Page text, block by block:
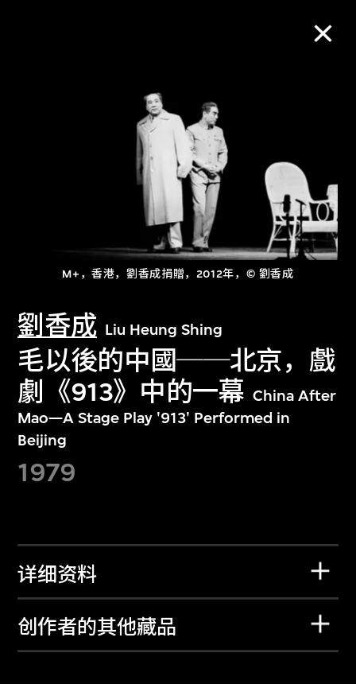
M+，香港，劉香成捐贈，2012年，© 劉香成
劉香成 Liu Heung Shing
毛以後的中國──北京，戲
劇《913》中的一幕 China After
Mao—A Stage Play '913' Performed in
Beijing
1979
详细资料
创作者的其他藏品
进一步筛选
关于M+藏品
文化藏品。